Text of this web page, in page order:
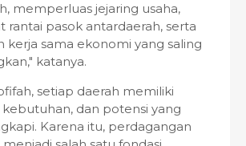
memperluas jejaring usaha,
rantai pasok antardaerah, serta
kerja sama ekonomi yang saling
katanya.
setiap daerah memiliki
dan potensi yang
Karena itu, perdagangan